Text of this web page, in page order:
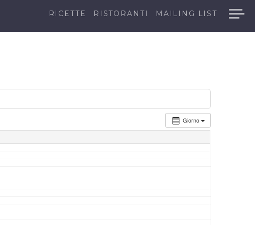
RICETTE RISTORANTI MAILING LIST
Giorno